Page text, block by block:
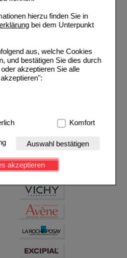
hierzu finden Sie in
bei dem Unterpunkt
aus, welche Cookies
und bestätigen Sie dies durch
akzeptieren Sie alle
Hierbei handelt es sich um
(z.B. Navigation, Warenkorb,
auf diese nicht verzichtet
ansprechender zu gestalten,
des
Spracheinstellung)
Cookies ermöglichen es uns
zugeschrittene Inhalte
Partnerprogramm zu
Komfort
Auswahl bestätigen
akzeptieren